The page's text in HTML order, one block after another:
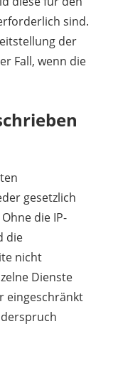
sind.
der
Fall, wenn die
gesetzlich
die IP-
die
nicht
Dienste
eingeschränkt